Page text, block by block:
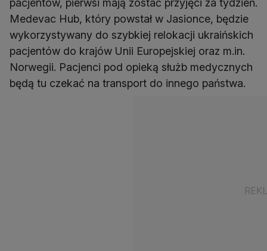
pacjentów, pierwsi mają zostać przyjęci za tydzień.
Medevac Hub, który powstał w Jasionce, będzie
wykorzystywany do szybkiej relokacji ukraińskich
pacjentów do krajów Unii Europejskiej oraz m.in.
Norwegii. Pacjenci pod opieką służb medycznych
będą tu czekać na transport do innego państwa.